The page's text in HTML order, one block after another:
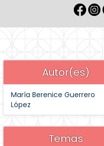
Autor(es)
María Berenice Guerrero
López
Temas